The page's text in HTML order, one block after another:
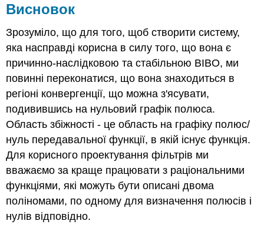
Висновок
Зрозуміло, що для того, щоб створити систему,
яка насправді корисна в силу того, що вона є
причинно-наслідковою та стабільною BIBO, ми
повинні переконатися, що вона знаходиться в
регіоні конвергенції, що можна з'ясувати,
подивившись на нульовий графік полюса.
Область збіжності - це область на графіку полюс/
нуль передавальної функції, в якій існує функція.
Для корисного проектування фільтрів ми
вважаємо за краще працювати з раціональними
функціями, які можуть бути описані двома
поліномами, по одному для визначення полюсів і
нулів відповідно.